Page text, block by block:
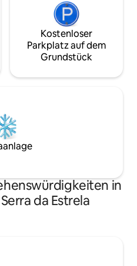
Kostenloser
Parkplatz auf dem
Grundstück
in
da Estrela